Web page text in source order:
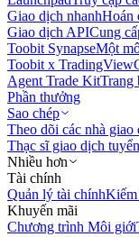
Giao dịch nhanhHoán
Giao dịch APICung
Toobit SynapseMột
Toobit x TradingView
Agent Trade KitTrang
Phần thưởng
Sao chép
Theo dõi các nhà
Thạc sĩ giao dịch
Nhiều hơn
Tài chính
Quản lý tài chínhKiếm
Khuyến mãi
Chương trình Môi giới